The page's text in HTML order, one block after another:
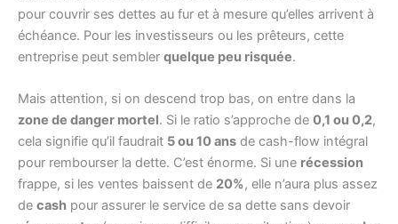
pour couvrir ses dettes au fur et à mesure qu’elles arrivent à
échéance. Pour les investisseurs ou les prêteurs, cette
entreprise peut sembler quelque peu risquée.
Mais attention, si on descend trop bas, on entre dans la
zone de danger mortel. Si le ratio s’approche de 0,1 ou 0,2,
cela signifie qu’il faudrait 5 ou 10 ans de cash-flow intégral
pour rembourser la dette. C’est énorme. Si une récession
frappe, si les ventes baissent de 20%, elle n’aura plus assez
de cash pour assurer le service de sa dette sans devoir